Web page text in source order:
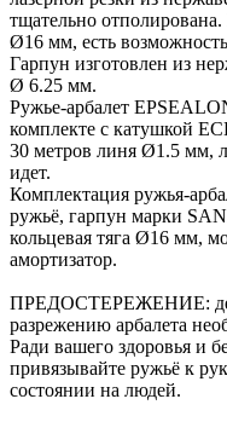
тщательно
Ø16 мм, есть
Гарпун изготовлен из
Ø 6.25 мм.
Ружье-арбалет
комплекте с катушкой
30 метров линя Ø1.5 мм,
идет.
Комплектация ружья-
ружьё, гарпун марки
кольцевая тяга Ø16 мм,
амортизатор.
ПРЕДОСТЕРЕЖЕНИЕ:
разрежению арбалета
Ради вашего здоровья и
привязывайте ружьё к
состоянии на людей.